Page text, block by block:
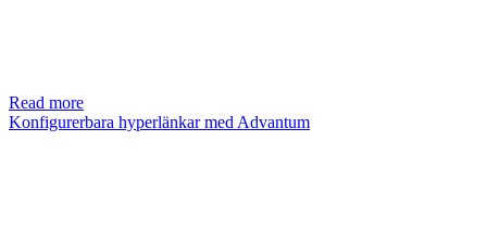
Read more
Konfigurerbara hyperlänkar med Advantum